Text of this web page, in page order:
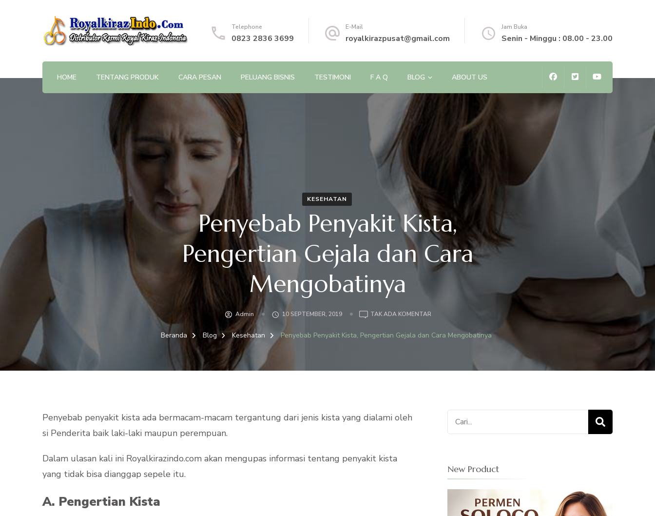
Royalkirazindo.Com
Distributor Resmi Royal Kiraz Indonesia Telephone
0823 2836 3699
E-Mail
royalkirazpusat@gmail.com
Jam Buka
Senin - Minggu : 08.00 - 23.00
HOME TENTANG PRODUK CARA PESAN PELUANG BISNIS TESTIMONI F A Q BLOG ABOUT US
KESEHATAN
Penyebab Penyakit Kista,
Pengertian Gejala dan Cara
Mengobatinya
Admin 10 SEPTEMBER, 2019 TAK ADA KOMENTARPADA
PENYAKIT
Beranda Blog Kesehatan Penyebab Penyakit Kista, Pengertian Gejala dan Cara Mengobatinya
Penyebab penyakit kista ada bermacam-macam tergantung dari jenis kista yang dialami oleh
si Penderita baik laki-laki maupun perempuan.
Dalam ulasan kali ini Royalkirazindo.com akan mengupas informasi tentang penyakit kista
yang tidak bisa dianggap sepele itu.
A. Pengertian Kista
Cari
untuk:
New Product